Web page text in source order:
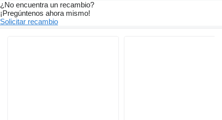
¿No encuentra un recambio?
¡Pregúntenos ahora mismo!
Solicitar recambio